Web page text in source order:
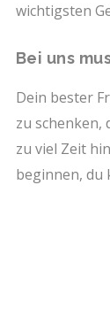
wichtigsten
Bei uns
Dein bester
zu schenken,
zu viel Zeit
beginnen, du